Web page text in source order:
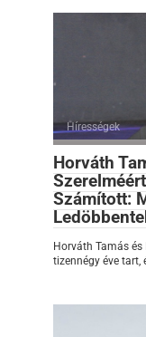
Hírességek
Horváth
Számított:
Horváth Tamás
tizennégy éve tart,